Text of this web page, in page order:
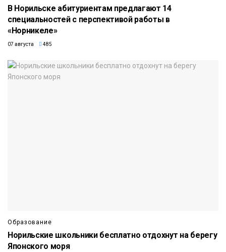
В Норильске абитуриентам предлагают 14
специальностей с перспективой работы в
«Норникеле»
07 августа 485
Образование
Норильские школьники бесплатно отдохнут на берегу
Японского моря